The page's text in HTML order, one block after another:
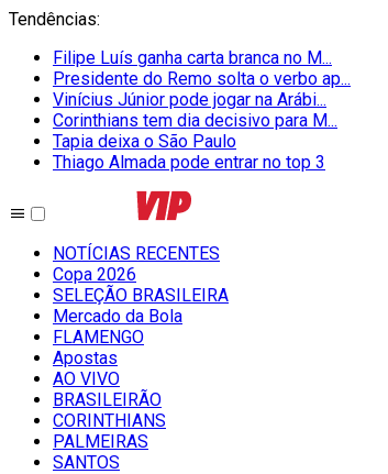
Tendências:
Filipe Luís ganha carta branca no M...
Presidente do Remo solta o verbo ap...
Vinícius Júnior pode jogar na Arábi...
Corinthians tem dia decisivo para M...
Tapia deixa o São Paulo
Thiago Almada pode entrar no top 3
NOTÍCIAS RECENTES
Copa 2026
SELEÇÃO BRASILEIRA
Mercado da Bola
FLAMENGO
Apostas
AO VIVO
BRASILEIRÃO
CORINTHIANS
PALMEIRAS
SANTOS